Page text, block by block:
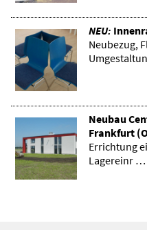
NEU:
Neubezug,
Neubau
Frankfurt
Errichtung
Lagereinr …